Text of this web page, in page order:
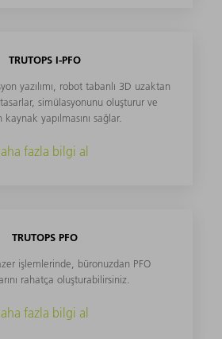
TRUTOPS I-PFO
yazılımı, robot tabanlı 3D uzaktan
simülasyonunu oluşturur ve
yapılmasını sağlar.
fazla bilgi al
TRUTOPS PFO
işlemlerinde, büronuzdan PFO
rahatça oluşturabilirsiniz.
fazla bilgi al